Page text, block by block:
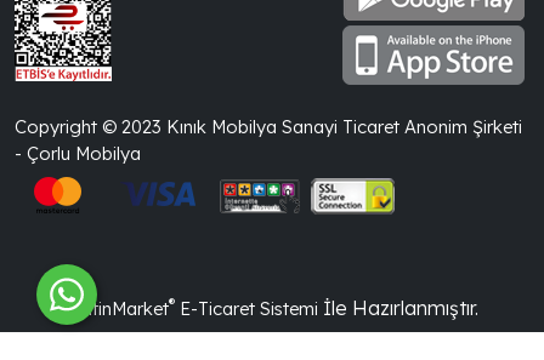
Copyright © 2023 Kınık Mobilya Sanayi Ticaret Anonim Şirketi
- Çorlu Mobilya
PlatinMarket® E-Ticaret Sistemi İle Hazırlanmıştır.